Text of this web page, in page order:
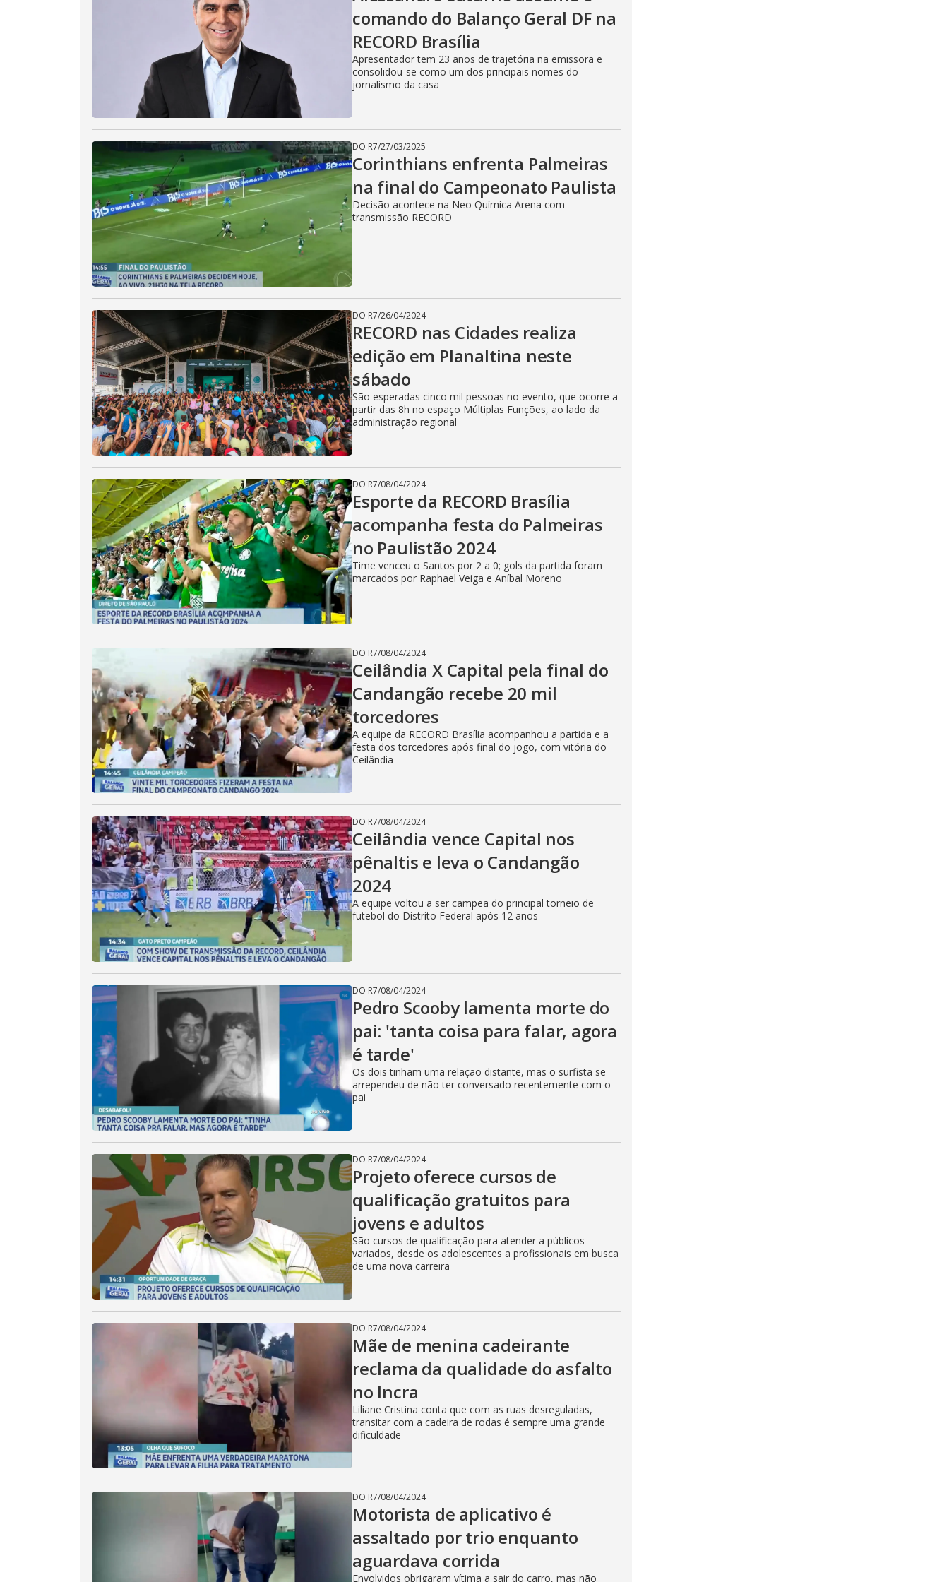
d
e
o
comando do Balanço Geral DF na
RECORD Brasília
Apresentador tem 23 anos de trajetória na emissora e
consolidou-se como um dos principais nomes do
jornalismo da casa
DO R7/27/03/2025
Corinthians enfrenta Palmeiras
na final do Campeonato Paulista
Decisão acontece na Neo Química Arena com
transmissão RECORD
DO R7/26/04/2024
RECORD nas Cidades realiza
edição em Planaltina neste
sábado
São esperadas cinco mil pessoas no evento, que ocorre a
partir das 8h no espaço Múltiplas Funções, ao lado da
administração regional
DO R7/08/04/2024
Esporte da RECORD Brasília
acompanha festa do Palmeiras
no Paulistão 2024
Time venceu o Santos por 2 a 0; gols da partida foram
marcados por Raphael Veiga e Aníbal Moreno
DO R7/08/04/2024
Ceilândia X Capital pela final do
Candangão recebe 20 mil
torcedores
A equipe da RECORD Brasília acompanhou a partida e a
festa dos torcedores após final do jogo, com vitória do
Ceilândia
DO R7/08/04/2024
Ceilândia vence Capital nos
pênaltis e leva o Candangão
2024
A equipe voltou a ser campeã do principal torneio de
futebol do Distrito Federal após 12 anos
DO R7/08/04/2024
Pedro Scooby lamenta morte do
pai: 'tanta coisa para falar, agora
é tarde'
Os dois tinham uma relação distante, mas o surfista se
arrependeu de não ter conversado recentemente com o
pai
DO R7/08/04/2024
Projeto oferece cursos de
qualificação gratuitos para
jovens e adultos
São cursos de qualificação para atender a públicos
variados, desde os adolescentes a profissionais em busca
de uma nova carreira
DO R7/08/04/2024
Mãe de menina cadeirante
reclama da qualidade do asfalto
no Incra
Liliane Cristina conta que com as ruas desreguladas,
transitar com a cadeira de rodas é sempre uma grande
dificuldade
DO R7/08/04/2024
Motorista de aplicativo é
assaltado por trio enquanto
aguardava corrida
Envolvidos obrigaram vítima a sair do carro, mas não